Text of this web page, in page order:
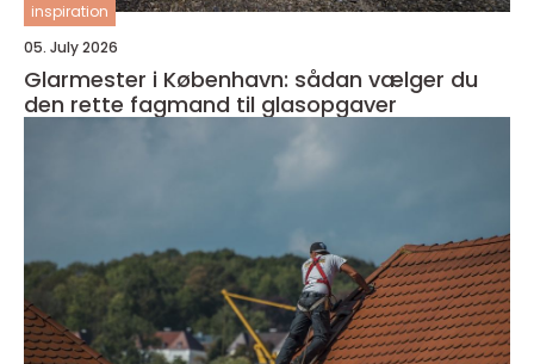
inspiration
05. July 2026
Glarmester i København: sådan vælger du
den rette fagmand til glasopgaver